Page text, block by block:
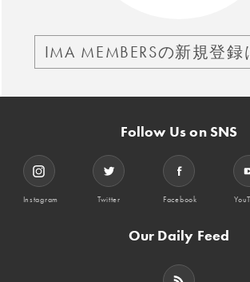
IMA MEMBERSの新規登録
Follow Us on SNS
Instagram Twitter Facebook
Our Daily Feed